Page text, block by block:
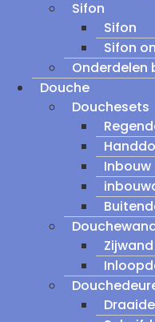
Sifon
Sifon
Sifon
Onderdelen
Douche
Douchesets
Zijwand